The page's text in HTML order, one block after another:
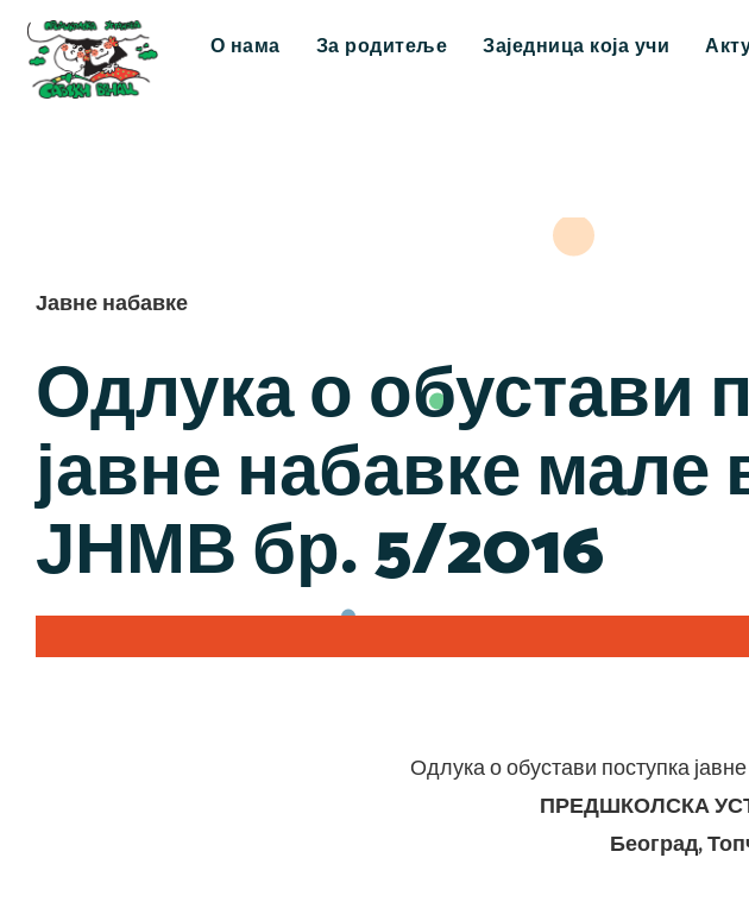
О нама За родитеље Заједница која учи
Јавне набавке
Одлука о обустави
јавне набавке мале
ЈНМВ бр. 5/2016
Одлука о обустави поступка
ПРЕДШКОЛСКА
Београд,